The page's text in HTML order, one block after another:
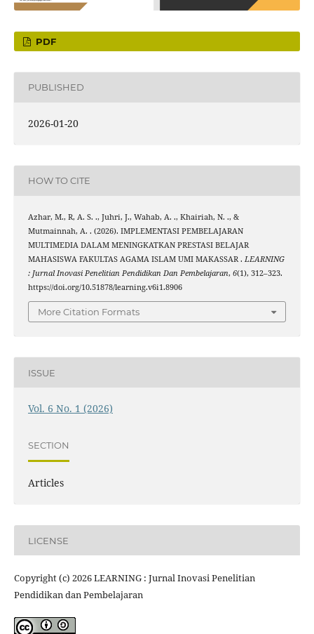
PDF
PUBLISHED
2026-01-20
HOW TO CITE
Azhar, M., R, A. S. ., Juhri, J., Wahab, A. ., Khairiah, N. ., &
Mutmainnah, A. . (2026). IMPLEMENTASI PEMBELAJARAN
MULTIMEDIA DALAM MENINGKATKAN PRESTASI BELAJAR
MAHASISWA FAKULTAS AGAMA ISLAM UMI MAKASSAR . LEARNING
: Jurnal Inovasi Penelitian Pendidikan Dan Pembelajaran, 6(1), 312–323.
https://doi.org/10.51878/learning.v6i1.8906
More Citation Formats
ISSUE
Vol. 6 No. 1 (2026)
SECTION
Articles
LICENSE
Copyright (c) 2026 LEARNING : Jurnal Inovasi Penelitian
Pendidikan dan Pembelajaran